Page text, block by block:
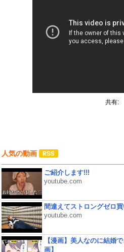
共有:
人気の動画
ご紹介します!!!
youtube.com
間違えてストロングゼロ買
youtube.com
【漫画】美人なのに結婚
画】